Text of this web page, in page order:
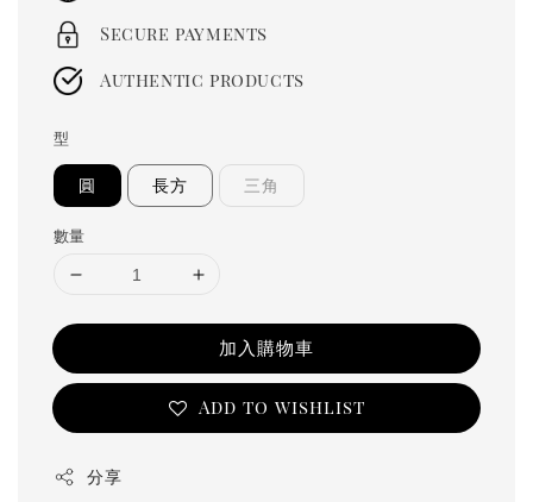
Secure payments
Authentic products
型
圓 長方 三角
數量
加入購物車
Add to wishlist
分享